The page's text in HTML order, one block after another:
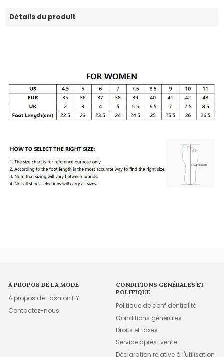
Détails du produit
À PROPOS DE LA MODE
À propos de FashionTIY
Contactez-nous
CONDITIONS GÉNÉRALES ET
POLITIQUE
Politique de confidentialité
Conditions générales
Droits et taxes
Service après-vente
Déclaration relative à l'utilisation